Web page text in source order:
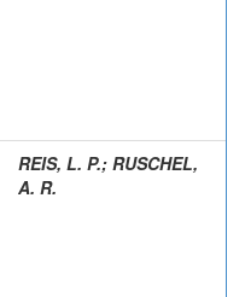
REIS, L. P.; RUSCHEL,
A. R.